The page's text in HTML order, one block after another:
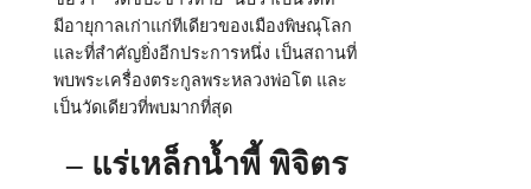
มีอายุกาลเก่าแก่ทีเดียวของเมืองพิษณุโลก
และที่สำคัญยิ่งอีกประการหนึ่ง เป็นสถานที่
พบพระเครื่องตระกูลพระหลวงพ่อโต และ
เป็นวัดเดียวที่พบมากที่สุด
– แร่เหล็กน้ำพี้ พิจิตร